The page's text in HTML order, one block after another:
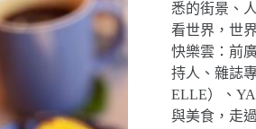
悉的街景、
看世界，世
快樂雲：前
持人、雜誌
ELLE）、
與美食，走